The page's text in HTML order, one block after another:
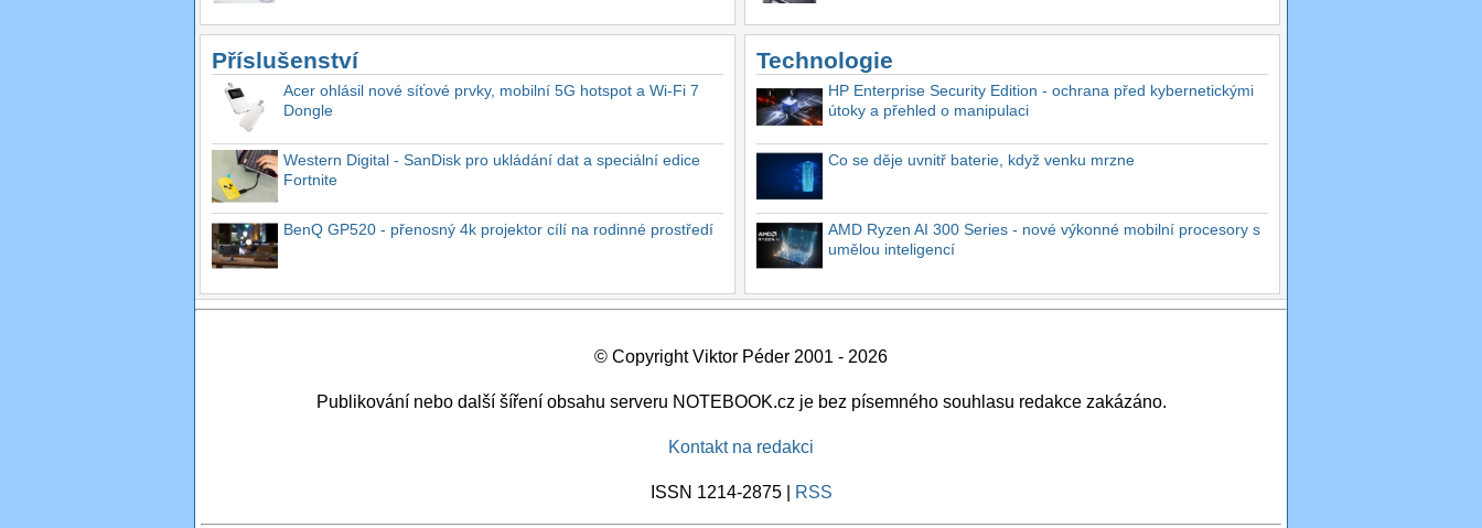
Příslušenství
Acer ohlásil nové síťové prvky, mobilní 5G hotspot a Wi-Fi 7
Dongle
Western Digital - SanDisk pro ukládání dat a speciální edice
Fortnite
BenQ GP520 - přenosný 4k projektor cílí na rodinné prostředí
Technologie
HP Enterprise Security Edition - ochrana před kybernetickými
útoky a přehled o manipulaci
Co se děje uvnitř baterie, když venku mrzne
AMD Ryzen AI 300 Series - nové výkonné mobilní procesory s
umělou inteligencí
© Copyright Viktor Péder 2001 - 2026
Publikování nebo další šíření obsahu serveru NOTEBOOK.cz je bez písemného souhlasu redakce zakázáno.
Kontakt na redakci
ISSN 1214-2875 | RSS